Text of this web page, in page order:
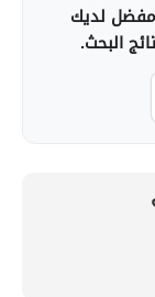
لديك
البحث.